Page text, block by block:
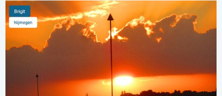
Stuur jouw weerfoto van de week!. Weer&Radar uploader. . .